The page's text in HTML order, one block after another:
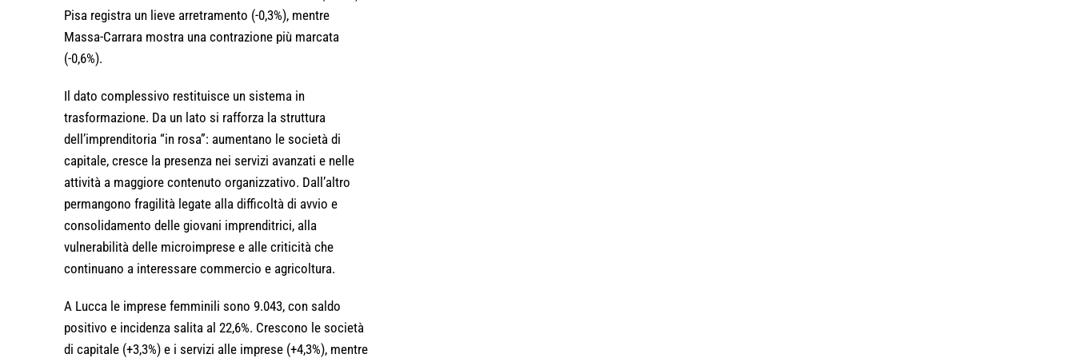
Pisa registra un lieve arretramento (-0,3%), mentre
Massa-Carrara mostra una contrazione più marcata
(-0,6%).
Il dato complessivo restituisce un sistema in
trasformazione. Da un lato si rafforza la struttura
dell’imprenditoria “in rosa”: aumentano le società di
capitale, cresce la presenza nei servizi avanzati e nelle
attività a maggiore contenuto organizzativo. Dall’altro
permangono fragilità legate alla difficoltà di avvio e
consolidamento delle giovani imprenditrici, alla
vulnerabilità delle microimprese e alle criticità che
continuano a interessare commercio e agricoltura.
A Lucca le imprese femminili sono 9.043, con saldo
positivo e incidenza salita al 22,6%. Crescono le società
di capitale (+3,3%) e i servizi alle imprese (+4,3%), mentre